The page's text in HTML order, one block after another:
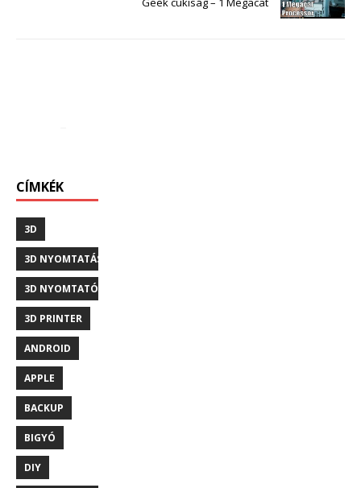
CÍMKÉK
3D
3D NYOMTATÁS
3D NYOMTATÓ
3D PRINTER
ANDROID
APPLE
BACKUP
BIGYÓ
DIY